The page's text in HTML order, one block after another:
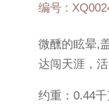
编号 :
微醺的眩晕,
达闯天涯，活
约重：0.44